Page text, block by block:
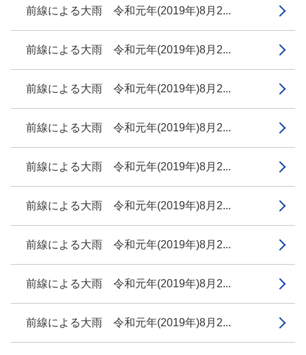
前線による大雨 令和元年(2019年)8月2...
前線による大雨 令和元年(2019年)8月2...
前線による大雨 令和元年(2019年)8月2...
前線による大雨 令和元年(2019年)8月2...
前線による大雨 令和元年(2019年)8月2...
前線による大雨 令和元年(2019年)8月2...
前線による大雨 令和元年(2019年)8月2...
前線による大雨 令和元年(2019年)8月2...
前線による大雨 令和元年(2019年)8月2...